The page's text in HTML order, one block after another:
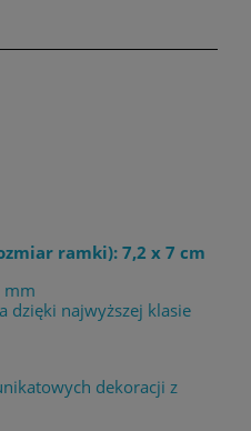
ramki): 7,2 x 7 cm
mm
dzięki najwyższej klasie
dekoracji z